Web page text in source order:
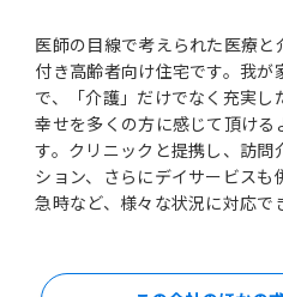
医師の目線で考えられた医療
付き高齢者向け住宅です。我
で、「介護」だけでなく充実し
幸せを多くの方に感じて頂ける
す。クリニックと提携し、訪問
ション、さらにデイサービス
急時など、様々な状況に対応で